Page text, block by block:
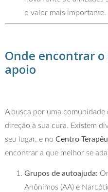
o valor mais importante.
Onde encontrar
apoio
A busca por uma comunidade
direção à sua cura. Existem
seu lugar, e no Centro
encontrar a que melhor se
Grupos de autoajuda:
Anônimos (AA) e